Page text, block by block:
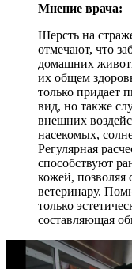
Мнение врача:
Шерсть на
отмечают, что
домашних
их общем
только придает
вид, но также
внешних
насекомых,
Регулярная
способствуют
кожей, позволяя
ветеринару.
только
составляющая